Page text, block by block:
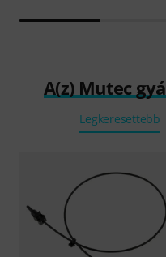
A(z) Mutec
Legkeresettebb